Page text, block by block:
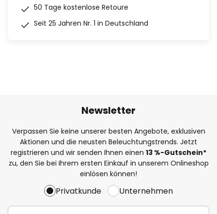
50 Tage kostenlose Retoure
Seit 25 Jahren Nr. 1 in Deutschland
Newsletter
Verpassen Sie keine unserer besten Angebote, exklusiven
Aktionen und die neusten Beleuchtungstrends. Jetzt
registrieren und wir senden Ihnen einen 13 %-Gutschein*
zu, den Sie bei Ihrem ersten Einkauf in unserem Onlineshop
einlösen können!
Privatkunde Unternehmen